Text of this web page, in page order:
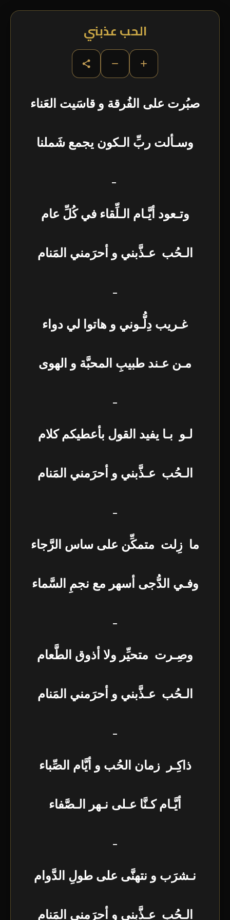
الحب عذبني
+
−
صبُرت على الفُرقة و قاسَيت العَناء
وسـألت ربِّ الـكون يجمع شَملنا
_
وتـعود أيَّـام الـلِّقاء في كُلِّ عام
الـحُب عـذَّبني و أحرَمني المَنام
_
غـريب دِلُّـوني و هاتوا لي دواء
مـن عـند طبيبِ المحبَّة و الهوى
_
لـو بـا يفيد القول بأعطيكم كلام
الـحُب عـذَّبني و أحرَمني المَنام
_
ما زِلت متمكِّن على ساس الرَّجاء
وفـي الدُّجى أسهر مع نجمِ السَّماء
_
وصِـرت متحيِّر ولا أذوق الطَّعام
الـحُب عـذَّبني و أحرَمني المَنام
_
ذاكِـر زمان الحُب و أيَّام الصِّباء
أيَّـام كـنَّا عـلى نـهر الـصَّفاء
_
نـشرَب و نتهنَّى على طولِ الدَّوام
الـحُب عـذَّبني و أحرَمني المَنام